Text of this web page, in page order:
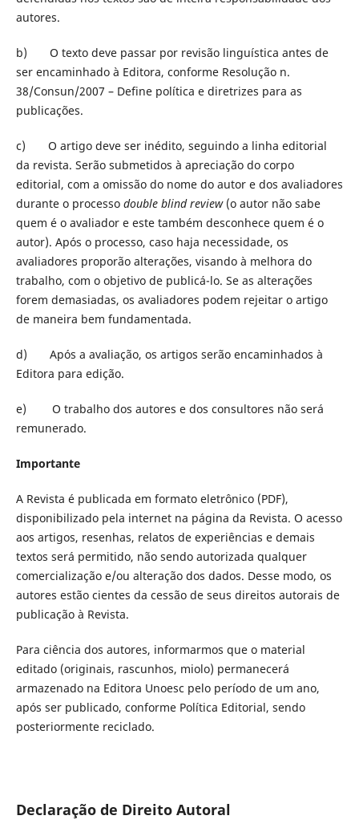
autores.
b) O texto deve passar por revisão linguística antes de
ser encaminhado à Editora, conforme Resolução n.
38/Consun/2007 – Define política e diretrizes para as
publicações.
c) O artigo deve ser inédito, seguindo a linha editorial
da revista. Serão submetidos à apreciação do corpo
editorial, com a omissão do nome do autor e dos avaliadores
durante o processo double blind review(o autor não sabe
quem é o avaliador e este também desconhece quem é o
autor). Após o processo, caso haja necessidade, os
avaliadores proporão alterações, visando à melhora do
trabalho, com o objetivo de publicá-lo. Se as alterações
forem demasiadas, os avaliadores podem rejeitar o artigo
de maneira bem fundamentada.
d) Após a avaliação, os artigos serão encaminhados à
Editora para edição.
e) O trabalho dos autores e dos consultores não será
remunerado.
Importante
A Revista é publicada em formato eletrônico (PDF),
disponibilizado pela internet na página da Revista. O acesso
aos artigos, resenhas, relatos de experiências e demais
textos será permitido, não sendo autorizada qualquer
comercialização e/ou alteração dos dados. Desse modo, os
autores estão cientes da cessão de seus direitos autorais de
publicação à Revista.
Para ciência dos autores, informarmos que o material
editado (originais, rascunhos, miolo) permanecerá
armazenado na Editora Unoesc pelo período de um ano,
após ser publicado, conforme Política Editorial, sendo
posteriormente reciclado.
Declaração de Direito Autoral